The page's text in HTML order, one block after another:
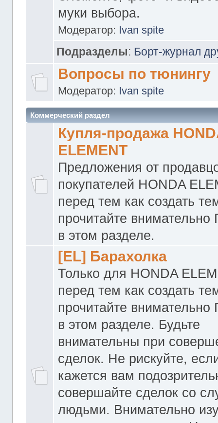
муки выбора.
Модератор: Ivan spite
Подразделы: Борт-журнал
Вопросы по тюнингу
Модератор: Ivan spite
Коммерческий раздел
Купля-продажа
ELEMENT
Предложения от
покупателей HONDA
перед тем как создать
прочитайте
в этом разделе.
[EL] Барахолка
Только для HONDA
перед тем как создать
прочитайте
в этом разделе. Будьте
внимательны при
сделок. Не рискуйте,
кажется вам
совершайте сделок со
людьми. Внимательно